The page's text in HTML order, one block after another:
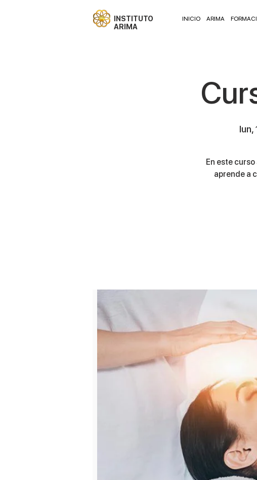
INSTITUTO
ARIMA
INICIO ARIMA
lun,
En este
aprende a